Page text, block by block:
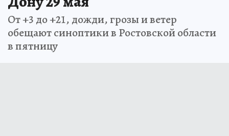
От +3 до +21, дожди, грозы и ветер
обещают синоптики в Ростовской области
в пятницу